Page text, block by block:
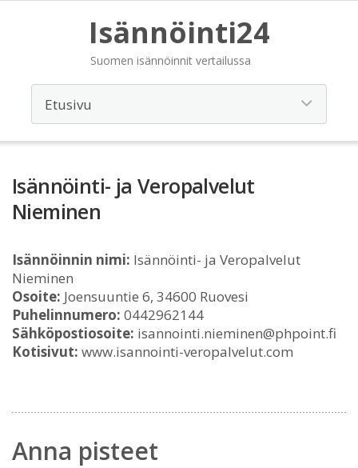
Isännöinti24
Suomen isännöinnit vertailussa
Isännöinti- ja Veropalvelut
Nieminen
Isännöinnin nimi: Isännöinti- ja Veropalvelut
Nieminen
Osoite: Joensuuntie 6, 34600 Ruovesi
Puhelinnumero: 0442962144
Sähköpostiosoite: isannointi.nieminen@phpoint.fi
Kotisivut: www.isannointi-veropalvelut.com
Anna pisteet